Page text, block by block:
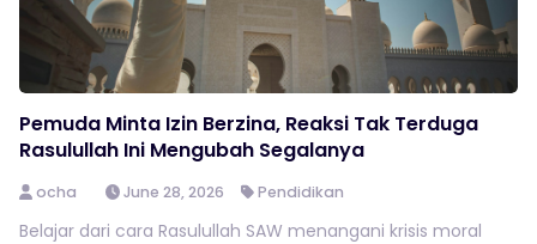
Pemuda Minta Izin Berzina, Reaksi Tak Terduga
Rasulullah Ini Mengubah Segalanya
ocha June 28, 2026 Pendidikan
Belajar dari cara Rasulullah SAW menangani krisis moral